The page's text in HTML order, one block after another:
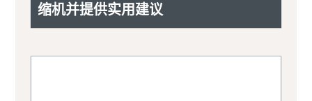
缩机并提供实用建议